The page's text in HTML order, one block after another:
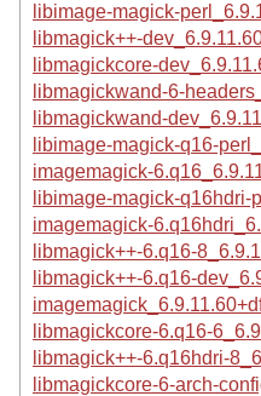
libimage-magick-
libmagick++-
libmagickcore-
libmagickwand-6-
libmagickwand-
libimage-magick-q16-
imagemagick-
libimage-magick-q16hdri-
imagemagick-
libmagick++-6.q16-
libmagick++-6.q16-
libmagickcore-6.q16-
libmagick++-6.q16hdri-
libmagickcore-6-arch-